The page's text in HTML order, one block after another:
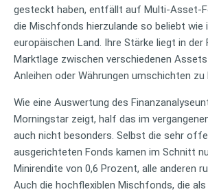
gesteckt haben, entfällt auf Multi-Asset-
die Mischfonds hierzulande so beliebt wie
europäischen Land. Ihre Stärke liegt in der
Marktlage zwischen verschiedenen
Anleihen oder Währungen umschichten zu
Wie eine Auswertung des
Morningstar zeigt, half das im
auch nicht besonders. Selbst die sehr
ausgerichteten Fonds kamen im Schnitt
Minirendite von 0,6 Prozent, alle anderen
Auch die hochflexiblen Mischfonds, die als